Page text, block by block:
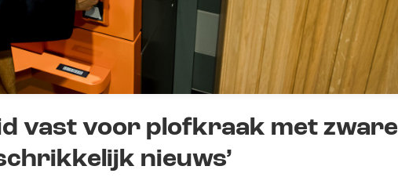
vast voor plofkraak met zware
nieuws’